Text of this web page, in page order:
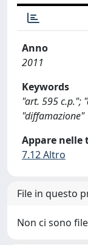
Anno
2011
Keywords
"art. 595 c.p.";
"diffamazione"
Appare nelle
7.12 Altro
File in questo
Non ci sono